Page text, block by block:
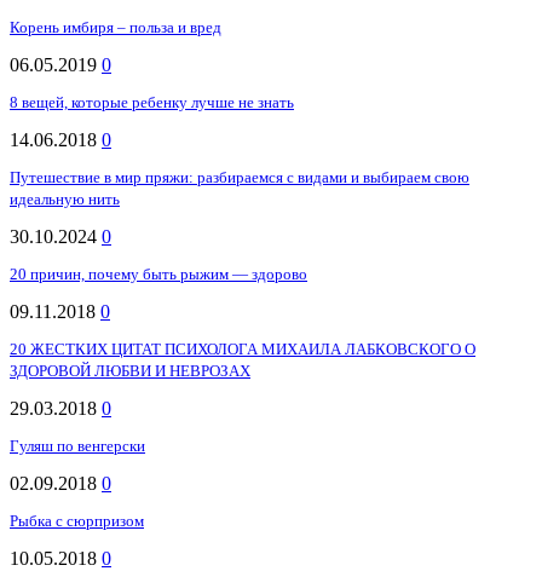
Корень имбиря – польза и вред
06.05.2019 0
8 вещей, которые ребенку лучше не знать
14.06.2018 0
Путешествие в мир пряжи: разбираемся с видами и выбираем свою
идеальную нить
30.10.2024 0
20 причин, почему быть рыжим — здорово
09.11.2018 0
20 ЖЕСТКИХ ЦИТАТ ПСИХОЛОГА МИХАИЛА ЛАБКОВСКОГО О
ЗДОРОВОЙ ЛЮБВИ И НЕВРОЗАХ
29.03.2018 0
Гуляш по венгерски
02.09.2018 0
Рыбка с сюрпризом
10.05.2018 0